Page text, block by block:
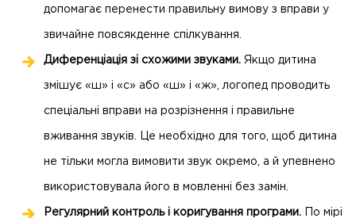
допомагає перенести правильну вимову з вправи у
звичайне повсякденне спілкування.
Диференціація зі схожими звуками. Якщо дитина
змішує «ш» і «с» або «ш» і «ж», логопед проводить
спеціальні вправи на розрізнення і правильне
вживання звуків. Це необхідно для того, щоб дитина
не тільки могла вимовити звук окремо, а й упевнено
використовувала його в мовленні без замін.
Регулярний контроль і коригування програми. По мірі